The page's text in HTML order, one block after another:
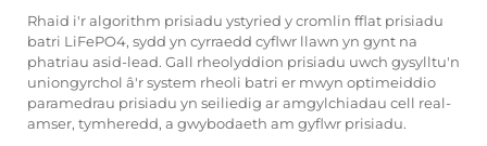
Rhaid i'r algorithm prisiadu ystyried y cromlin fflat prisiadu
batri LiFePO4, sydd yn cyrraedd cyflwr llawn yn gynt na
phatriau asid-lead. Gall rheolyddion prisiadu uwch gysylltu'n
uniongyrchol â'r system rheoli batri er mwyn optimeiddio
paramedrau prisiadu yn seiliedig ar amgylchiadau cell real-
amser, tymheredd, a gwybodaeth am gyflwr prisiadu.